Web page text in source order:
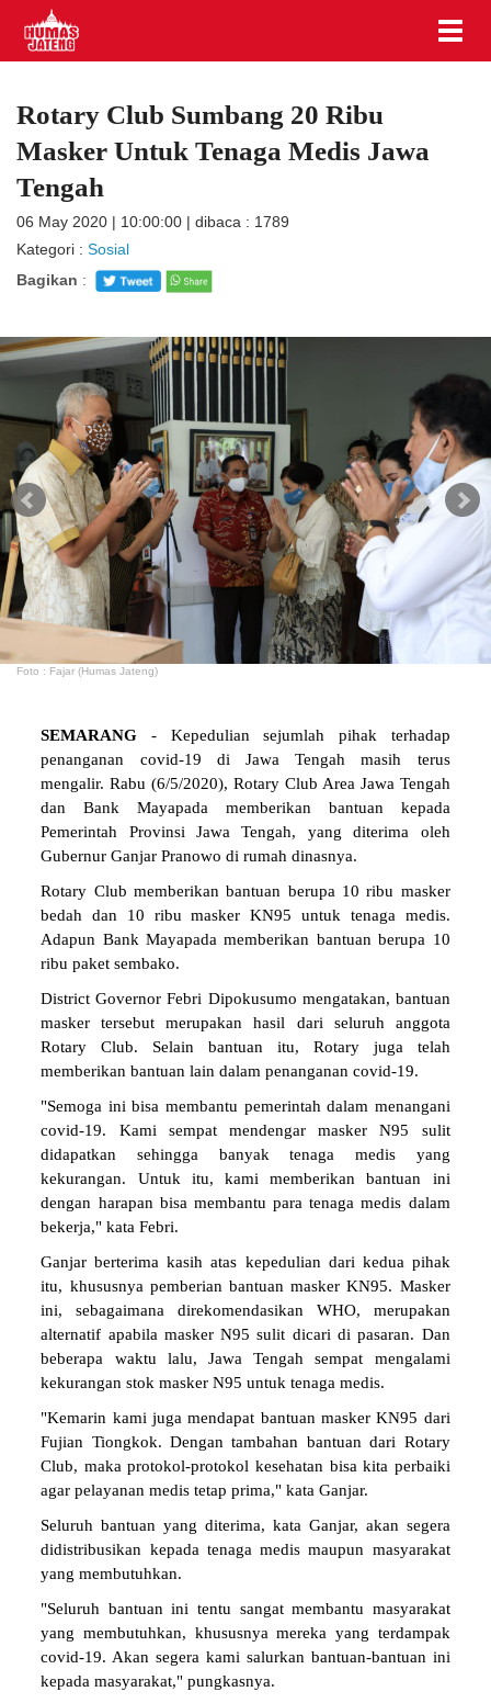
Rotary Club Sumbang 20 Ribu
Masker Untuk Tenaga Medis Jawa
Tengah
06 May 2020 | 10:00:00 | dibaca : 1789
Kategori : Sosial
Bagikan :
Foto : Fajar (Humas Jateng)
SEMARANG - Kepedulian sejumlah pihak terhadap
penanganan covid-19 di Jawa Tengah masih terus
mengalir. Rabu (6/5/2020), Rotary Club Area Jawa Tengah
dan Bank Mayapada memberikan bantuan kepada
Pemerintah Provinsi Jawa Tengah, yang diterima oleh
Gubernur Ganjar Pranowo di rumah dinasnya.
Rotary Club memberikan bantuan berupa 10 ribu masker
bedah dan 10 ribu masker KN95 untuk tenaga medis.
Adapun Bank Mayapada memberikan bantuan berupa 10
ribu paket sembako.
District Governor Febri Dipokusumo mengatakan, bantuan
masker tersebut merupakan hasil dari seluruh anggota
Rotary Club. Selain bantuan itu, Rotary juga telah
memberikan bantuan lain dalam penanganan covid-19.
"Semoga ini bisa membantu pemerintah dalam menangani
covid-19. Kami sempat mendengar masker N95 sulit
didapatkan sehingga banyak tenaga medis yang
kekurangan. Untuk itu, kami memberikan bantuan ini
dengan harapan bisa membantu para tenaga medis dalam
bekerja," kata Febri.
Ganjar berterima kasih atas kepedulian dari kedua pihak
itu, khususnya pemberian bantuan masker KN95. Masker
ini, sebagaimana direkomendasikan WHO, merupakan
alternatif apabila masker N95 sulit dicari di pasaran. Dan
beberapa waktu lalu, Jawa Tengah sempat mengalami
kekurangan stok masker N95 untuk tenaga medis.
"Kemarin kami juga mendapat bantuan masker KN95 dari
Fujian Tiongkok. Dengan tambahan bantuan dari Rotary
Club, maka protokol-protokol kesehatan bisa kita perbaiki
agar pelayanan medis tetap prima," kata Ganjar.
Seluruh bantuan yang diterima, kata Ganjar, akan segera
didistribusikan kepada tenaga medis maupun masyarakat
yang membutuhkan.
"Seluruh bantuan ini tentu sangat membantu masyarakat
yang membutuhkan, khususnya mereka yang terdampak
covid-19. Akan segera kami salurkan bantuan-bantuan ini
kepada masyarakat," pungkasnya.